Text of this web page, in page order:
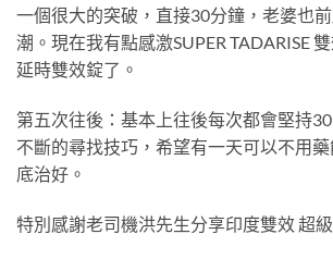
一個很大的突破，直接30分鐘，老婆也
潮。現在我有點感激SUPER TADARISE
延時雙效錠了。
第五次往後：基本上往後每次都會堅持
不斷的尋找技巧，希望有一天可以不用
底治好。
特別感謝老司機洪先生分享印度雙效 超級